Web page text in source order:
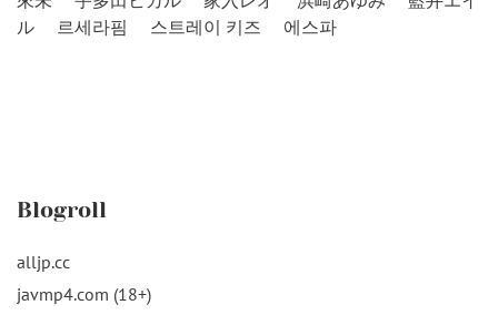
ル
르세라핌 스트레이 키즈 에스파
Blogroll
alljp.cc
javmp4.com (18+)